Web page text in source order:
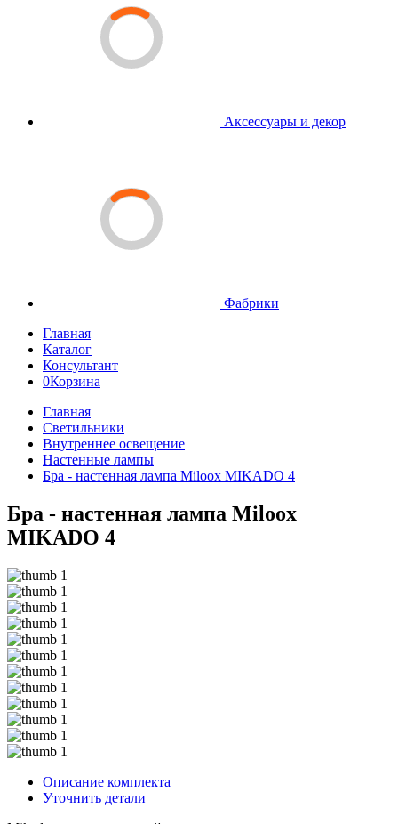
Аксессуары и декор
Фабрики
Главная
Каталог
Консультант
0Корзина
Главная
Светильники
Внутреннее освещение
Hастенные лампы
Бра - настенная лампа Miloox MIKADO 4
Бра - настенная лампа Miloox
MIKADO 4
Описание комплекта
Уточнить детали